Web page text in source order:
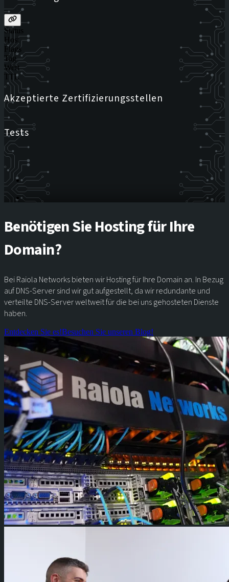
Status
Host
Flags
Tag
Wert
TTL
Akzeptierte Zertifizierungsstellen
Tests
Benötigen Sie Hosting für Ihre
Domain?
Bei Raiola Networks bieten wir Hosting für Ihre Domain an. In Bezug
auf DNS-Server sind wir gut aufgestellt, da wir redundante und
verteilte DNS-Server weltweit für die bei uns gehosteten Dienste
haben.
Entdecken Sie es!Besuchen Sie unseren Blog!